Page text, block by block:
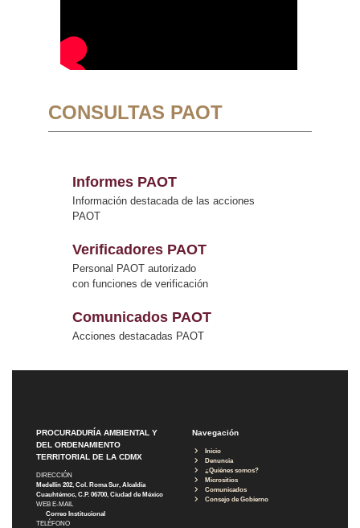
CONSULTAS PAOT
Informes PAOT
Información destacada de las acciones
PAOT
Verificadores PAOT
Personal PAOT autorizado
con funciones de verificación
Comunicados PAOT
Acciones destacadas PAOT
PROCURADURÍA AMBIENTAL Y
DEL ORDENAMIENTO
TERRITORIAL DE LA CDMX
DIRECCIÓN
Medellín 202, Col. Roma Sur, Alcaldía
Cuauhtémoc, C.P. 06700, Ciudad de México
WEB E-MAIL
Correo Institucional
TELÉFONO
Navegación
Inicio
Denuncia
¿Quiénes somos?
Micrositios
Comunicados
Consejo de Gobierno